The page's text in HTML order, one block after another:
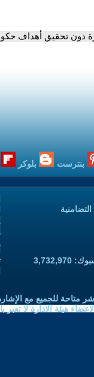
دون تحقيق أهداف
بنترست بلوكر
متاحة للجميع مع
هيئة الادارة لا